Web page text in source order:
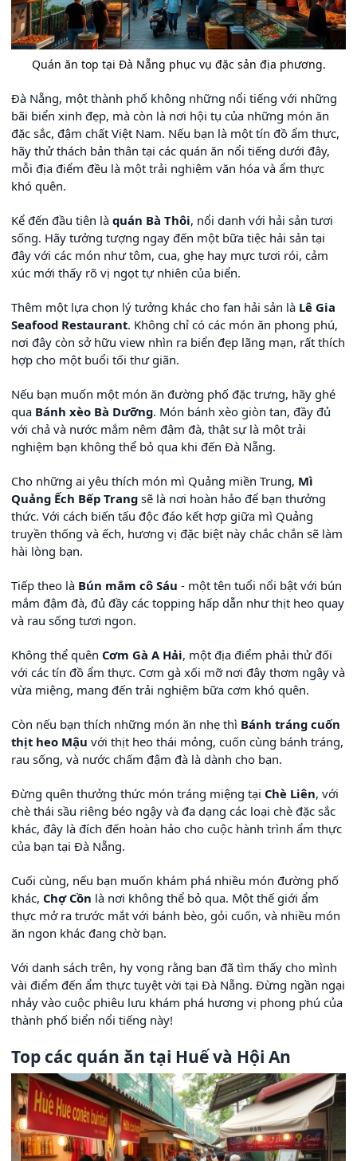
Quán ăn top tại Đà Nẵng phục vụ đặc sản địa phương.
Đà Nẵng, một thành phố không những nổi tiếng với những
bãi biển xinh đẹp, mà còn là nơi hội tụ của những món ăn
đặc sắc, đậm chất Việt Nam. Nếu bạn là một tín đồ ẩm thực,
hãy thử thách bản thân tại các quán ăn nổi tiếng dưới đây,
mỗi địa điểm đều là một trải nghiệm văn hóa và ẩm thực
khó quên.
Kể đến đầu tiên là quán Bà Thôi, nổi danh với hải sản tươi
sống. Hãy tưởng tượng ngay đến một bữa tiệc hải sản tại
đây với các món như tôm, cua, ghẹ hay mực tươi rói, cảm
xúc mới thấy rõ vị ngọt tự nhiên của biển.
Thêm một lựa chọn lý tưởng khác cho fan hải sản là Lê Gia
Seafood Restaurant. Không chỉ có các món ăn phong phú,
nơi đây còn sở hữu view nhìn ra biển đẹp lãng mạn, rất thích
hợp cho một buổi tối thư giãn.
Nếu bạn muốn một món ăn đường phố đặc trưng, hãy ghé
qua Bánh xèo Bà Dưỡng. Món bánh xèo giòn tan, đầy đủ
với chả và nước mắm nêm đậm đà, thật sự là một trải
nghiệm bạn không thể bỏ qua khi đến Đà Nẵng.
Cho những ai yêu thích món mì Quảng miền Trung, Mì
Quảng Ếch Bếp Trang sẽ là nơi hoàn hảo để bạn thưởng
thức. Với cách biến tấu độc đáo kết hợp giữa mì Quảng
truyền thống và ếch, hương vị đặc biệt này chắc chắn sẽ làm
hài lòng bạn.
Tiếp theo là Bún mắm cô Sáu - một tên tuổi nổi bật với bún
mắm đậm đà, đủ đầy các topping hấp dẫn như thịt heo quay
và rau sống tươi ngon.
Không thể quên Cơm Gà A Hải, một địa điểm phải thử đối
với các tín đồ ẩm thực. Cơm gà xối mỡ nơi đây thơm ngậy và
vừa miệng, mang đến trải nghiệm bữa cơm khó quên.
Còn nếu bạn thích những món ăn nhẹ thì Bánh tráng cuốn
thịt heo Mậu với thịt heo thái mỏng, cuốn cùng bánh tráng,
rau sống, và nước chấm đậm đà là dành cho bạn.
Đừng quên thưởng thức món tráng miệng tại Chè Liên, với
chè thái sầu riêng béo ngậy và đa dạng các loại chè đặc sắc
khác, đây là đích đến hoàn hảo cho cuộc hành trình ẩm thực
của bạn tại Đà Nẵng.
Cuối cùng, nếu bạn muốn khám phá nhiều món đường phố
khác, Chợ Cồn là nơi không thể bỏ qua. Một thế giới ẩm
thực mở ra trước mắt với bánh bèo, gỏi cuốn, và nhiều món
ăn ngon khác đang chờ bạn.
Với danh sách trên, hy vọng rằng bạn đã tìm thấy cho mình
vài điểm đến ẩm thực tuyệt vời tại Đà Nẵng. Đừng ngần ngại
nhảy vào cuộc phiêu lưu khám phá hương vị phong phú của
thành phố biển nổi tiếng này!
Top các quán ăn tại Huế và Hội An